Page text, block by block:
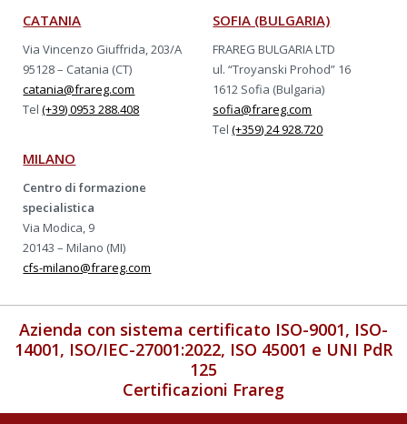
CATANIA
Via Vincenzo Giuffrida, 203/A
95128 – Catania (CT)
catania@frareg.com
Tel(+39) 0953 288.408
SOFIA (BULGARIA)
FRAREG BULGARIA LTD
ul. “Troyanski Prohod” 16
1612 Sofia (Bulgaria)
sofia@frareg.com
Tel(+359) 24 928.720
MILANO
Centro di formazione
specialistica
Via Modica, 9
20143 – Milano (MI)
cfs-milano@frareg.com
Azienda con sistema certificato ISO-9001, ISO-
14001, ISO/IEC-27001:2022, ISO 45001 e UNI PdR
125
Certificazioni Frareg